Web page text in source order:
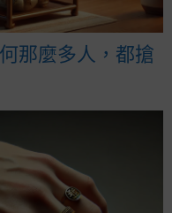
那麼多人，都搶